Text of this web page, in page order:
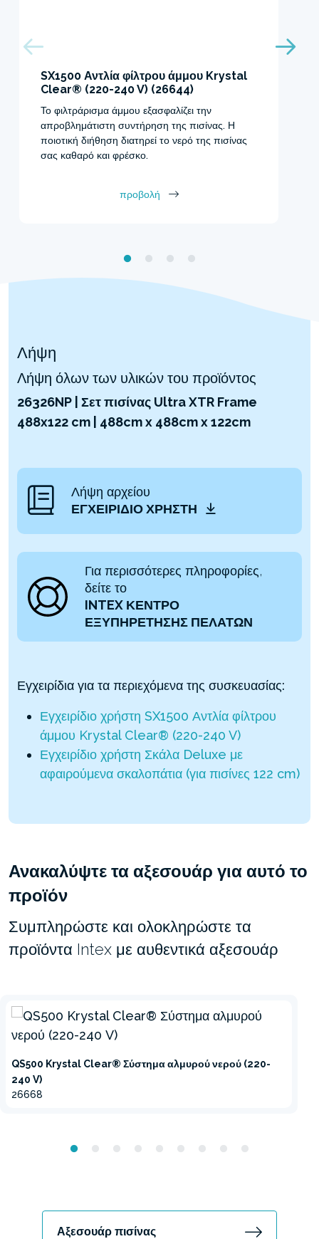
SX1500 Αντλία φίλτρου άμμου Krystal
Clear® (220-240 V) (26644)
Το φιλτράρισμα άμμου εξασφαλίζει την
απροβλημάτιστη συντήρηση της πισίνας. Η
ποιοτική διήθηση διατηρεί το νερό της πισίνας
σας καθαρό και φρέσκο.
προβολή
Λήψη
Λήψη όλων των υλικών του προϊόντος
26326NP | Σετ πισίνας Ultra XTR Frame
488x122 cm | 488cm x 488cm x 122cm
Λήψη αρχείου
ΕΓΧΕΙΡΊΔΙΟ ΧΡΉΣΤΗ
Για περισσότερες πληροφορίες,
δείτε το
INTEX ΚΕΝΤΡΟ
ΕΞΥΠΗΡΕΤΗΣΗΣ ΠΕΛΑΤΩΝ
Εγχειρίδια για τα περιεχόμενα της συσκευασίας:
Εγχειρίδιο χρήστη SX1500 Αντλία φίλτρου
άμμου Krystal Clear® (220-240 V)
Εγχειρίδιο χρήστη Σκάλα Deluxe με
αφαιρούμενα σκαλοπάτια (για πισίνες 122 cm)
Ανακαλύψτε τα αξεσουάρ για αυτό το
προϊόν
Συμπληρώστε και ολοκληρώστε τα
προϊόντα Intex με αυθεντικά αξεσουάρ
QS500 Krystal Clear® Σύστημα αλμυρού νερού (220-
240 V)
26668
Αξεσουάρ πισίνας